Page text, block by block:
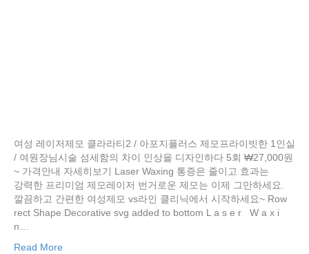
여성 레이저제모 클라라티2 / 아포지플러스 제모프라이빗한 1인실
/ 여원장님시술 섬세함의 차이 인상을 디자인하다 5회 ₩27,000원
~ 가격안내 자세히보기 Laser Waxing 통증은 줄이고 효과는
강력한 프리미엄 제모레이저 번거로운 제모는 이제 그만하세요.
깔끔하고 간편한 여성제모 vs라인 클리닉에서 시작하세요~ Row
rect Shape Decorative svg added to bottom L a s e r W a x i
n…
Read More